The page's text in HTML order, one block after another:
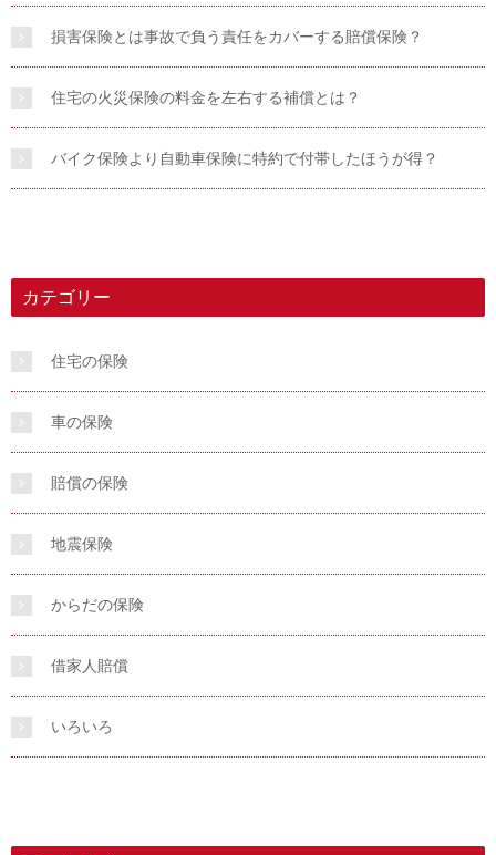
損害保険とは事故で負う責任をカバーする賠償保険？
住宅の火災保険の料金を左右する補償とは？
バイク保険より自動車保険に特約で付帯したほうが得？
カテゴリー
住宅の保険
車の保険
賠償の保険
地震保険
からだの保険
借家人賠償
いろいろ